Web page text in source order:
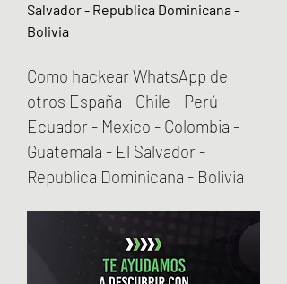
Salvador - Republica Dominicana -
Bolivia
Como hackear WhatsApp de
otros España - Chile - Perú -
Ecuador - Mexico - Colombia -
Guatemala - El Salvador -
Republica Dominicana - Bolivia